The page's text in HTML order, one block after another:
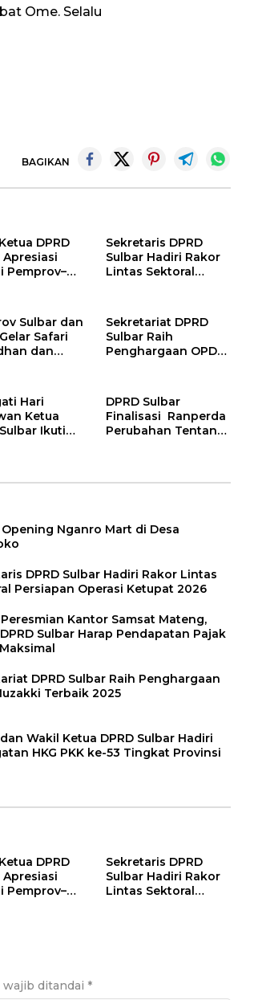
Ome. Selalu
BAGIKAN
DPRD
Apresiasi
Pemprov–
Sekretaris DPRD
Sulbar Hadiri Rakor
Lintas Sektoral
Sulbar dan
Safari
dan
Sekretariat DPRD
Sulbar Raih
Penghargaan OPD
Hari
Ketua
Ikuti
DPRD Sulbar
Finalisasi Ranperda
Perubahan Tentang
Opening Nganro Mart di Desa
DPRD Sulbar Hadiri Rakor Lintas
Persiapan Operasi Ketupat 2026
Kantor Samsat Mateng,
Sulbar Harap Pendapatan Pajak
DPRD Sulbar Raih Penghargaan
Terbaik 2025
Wakil Ketua DPRD Sulbar Hadiri
HKG PKK ke-53 Tingkat Provinsi
DPRD
Apresiasi
Pemprov–
Sekretaris DPRD
Sulbar Hadiri Rakor
Lintas Sektoral
wajib ditandai *